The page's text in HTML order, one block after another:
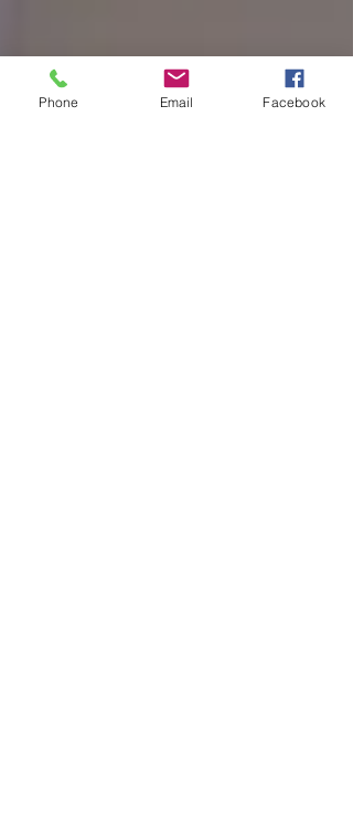
Phone Email Facebook